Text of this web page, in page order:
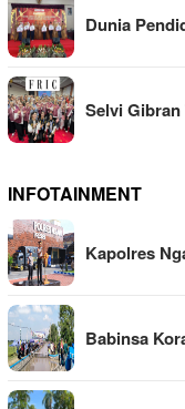
Dunia
Selvi
INFOTAINMENT
Kapolres
Babinsa